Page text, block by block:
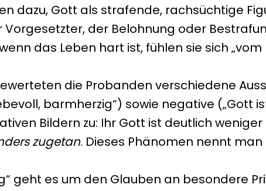
dazu, Gott als strafende, rachsüchtige
der Belohnung oder
das Leben hart ist, fühlen sie sich
die Probanden verschiedene
barmherzig“) sowie negative („Gott
Bildern zu: Ihr Gott ist deutlich
zugetan. Dieses Phänomen nennt man
geht es um den Glauben an besondere